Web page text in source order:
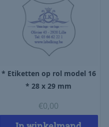
* Etiketten op rol model 16
* 28 x 29 mm
€0,00